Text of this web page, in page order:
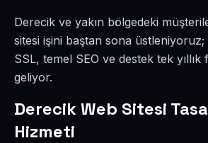
Derecik ve yakın bölgedeki
sitesi işini baştan sona üstleniyoruz;
SSL, temel SEO ve destek tek yıllık
geliyor.
Derecik Web Sitesi
Hizmeti